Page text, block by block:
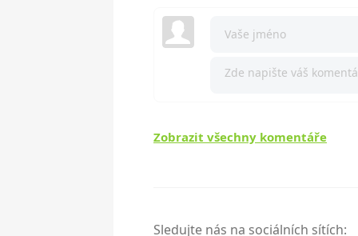
Zobrazit všechny komentáře
Sledujte nás na sociálních sítích: